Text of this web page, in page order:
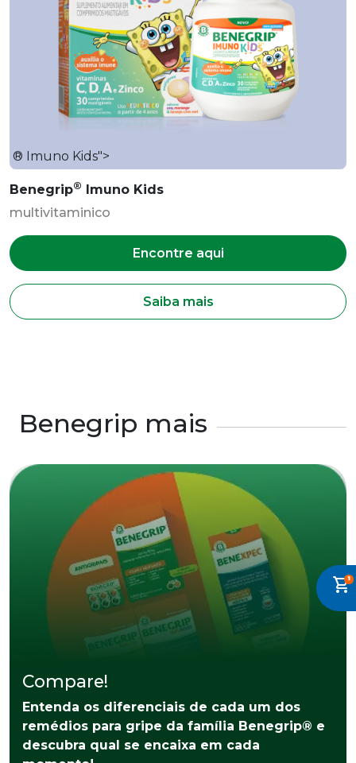
shopping_cart
® Imuno Kids">
Benegrip® Imuno Kids
multivitaminico
Encontre aqui
Saiba mais
Benegrip mais
Compare!
Entenda os diferenciais de cada um dos
remédios para gripe da família Benegrip® e
descubra qual se encaixa em cada